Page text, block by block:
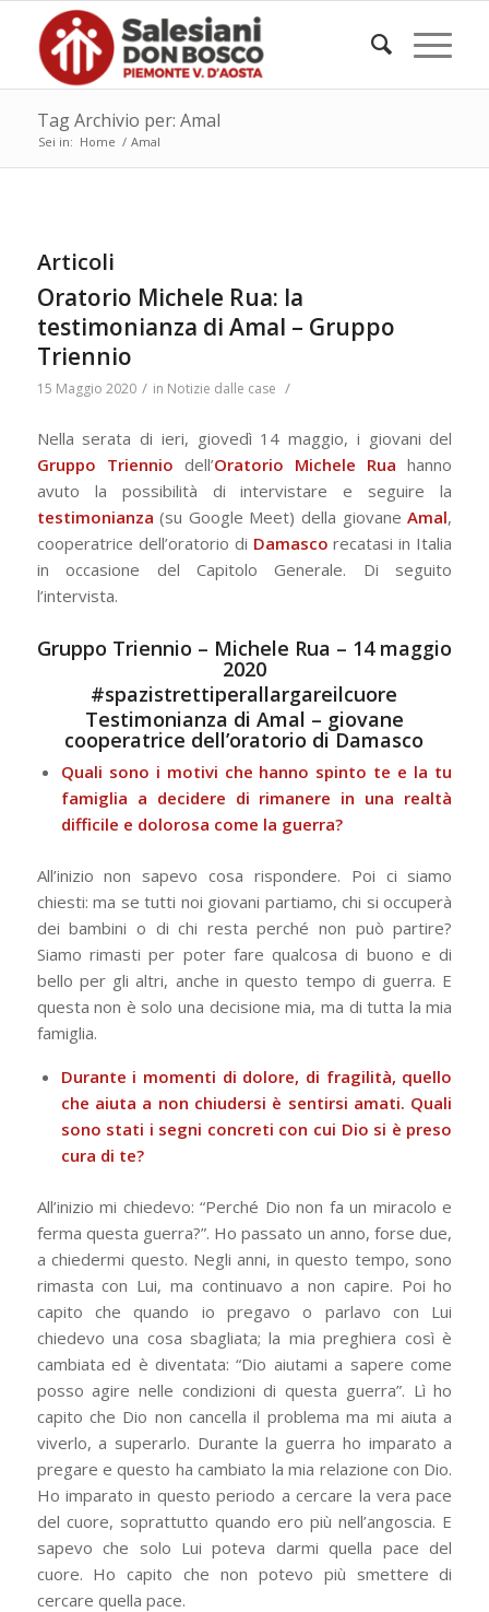
Tag Archivio per: Amal
Sei in: Home / Amal
Articoli
Oratorio Michele Rua: la
testimonianza di Amal – Gruppo
Triennio
15 Maggio 2020 / in Notizie dalle case /
Nella serata di ieri, giovedì 14 maggio, i giovani del
Gruppo Triennio dell’Oratorio Michele Rua hanno
avuto la possibilità di intervistare e seguire la
testimonianza (su Google Meet) della giovaneAmal,
cooperatrice dell’oratorio di Damasco recatasi in Italia
in occasione del Capitolo Generale. Di seguito
l’intervista.
Gruppo Triennio – Michele Rua – 14 maggio
2020
#spazistrettiperallargareilcuore
Testimonianza di Amal – giovane
cooperatrice dell’oratorio di Damasco
Quali sono i motivi che hanno spinto te e la tu
famiglia a decidere di rimanere in una realtà
difficile e dolorosa come la guerra?
All’inizio non sapevo cosa rispondere. Poi ci siamo
chiesti: ma se tutti noi giovani partiamo, chi si occuperà
dei bambini o di chi resta perché non può partire?
Siamo rimasti per poter fare qualcosa di buono e di
bello per gli altri, anche in questo tempo di guerra. E
questa non è solo una decisione mia, ma di tutta la mia
famiglia.
Durante i momenti di dolore, di fragilità, quello
che aiuta a non chiudersi è sentirsi amati. Quali
sono stati i segni concreti con cui Dio si è preso
cura di te?
All’inizio mi chiedevo: “Perché Dio non fa un miracolo e
ferma questa guerra?”. Ho passato un anno, forse due,
a chiedermi questo. Negli anni, in questo tempo, sono
rimasta con Lui, ma continuavo a non capire. Poi ho
capito che quando io pregavo o parlavo con Lui
chiedevo una cosa sbagliata; la mia preghiera così è
cambiata ed è diventata: “Dio aiutami a sapere come
posso agire nelle condizioni di questa guerra”. Lì ho
capito che Dio non cancella il problema ma mi aiuta a
viverlo, a superarlo. Durante la guerra ho imparato a
pregare e questo ha cambiato la mia relazione con Dio.
Ho imparato in questo periodo a cercare la vera pace
del cuore, soprattutto quando ero più nell’angoscia. E
sapevo che solo Lui poteva darmi quella pace del
cuore. Ho capito che non potevo più smettere di
cercare quella pace.